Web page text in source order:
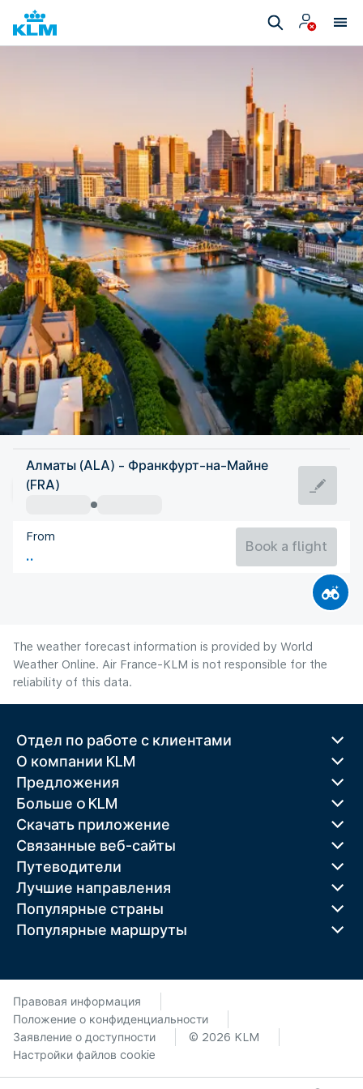
Germany
Frankfurt/Main
Flight time
21°C
Алматы (ALA) - Франкфурт-на-Майне
(FRA)
From
Book a flight
The weather forecast information is provided by World
Weather Online. Air France-KLM is not responsible for the
reliability of this data.
Отдел по работе с клиентами
О компании KLM
Предложения
Больше o KLM
Скачать приложение
Связанные веб-сайты
Путеводители
Лучшие направления
Популярные страны
Популярные маршруты
Правовая информация
Положение о конфиденциальности
Заявление о доступности
© 2026 KLM
Настройки файлов cookie